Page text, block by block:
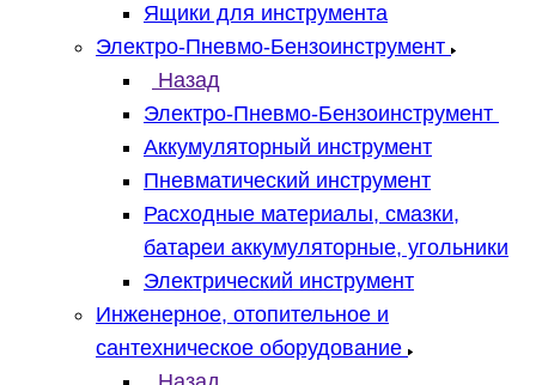
Ящики для инструмента
Электро-Пневмо-Бензоинструмент
Назад
Электро-Пневмо-Бензоинструмент
Аккумуляторный инструмент
Пневматический инструмент
Расходные материалы, смазки,
батареи аккумуляторные, угольники
Электрический инструмент
Инженерное, отопительное и
сантехническое оборудование